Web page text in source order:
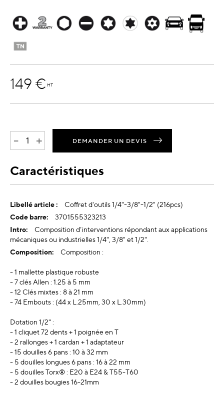
149 € HT
- + DEMANDER UN DEVIS
Caractéristiques
Plus
d’information
Coffret d'outils 1/4"-3/8"-1/2" (216pcs)
3701555323213
Composition d’interventions répondant aux applications
mécaniques ou industrielles 1/4", 3/8" et 1/2".
Composition :
- 1 mallette plastique robuste
- 7 clés Allen : 1.25 à 5 mm
- 12 Clés mixtes : 8 à 21 mm
- 74 Embouts : (44 x L.25mm, 30 x L.30mm)
Dotation 1/2" :
- 1 cliquet 72 dents + 1 poignée en T
- 2 rallonges + 1 cardan + 1 adaptateur
- 15 douilles 6 pans : 10 à 32 mm
- 5 douilles longues 6 pans : 16 à 22 mm
- 5 douilles Torx® : E20 à E24 & T55-T60
- 2 douilles bougies 16-21mm